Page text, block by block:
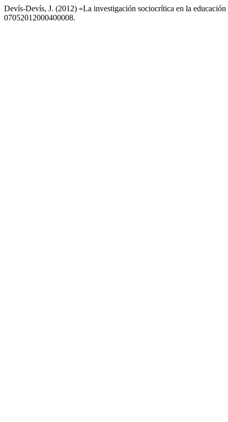
Devís-Devís, J. (2012) «La investigación sociocrítica en la
07052012000400008.